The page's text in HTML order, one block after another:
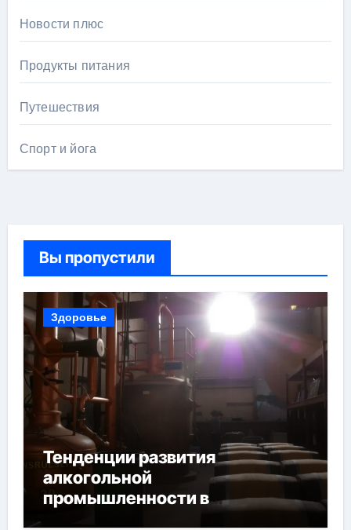
Новости плюс
Продукты питания
Путешествия
Спорт и йога
Вы пропустили
Здоровье
Тенденции развития
алкогольной
промышленности в